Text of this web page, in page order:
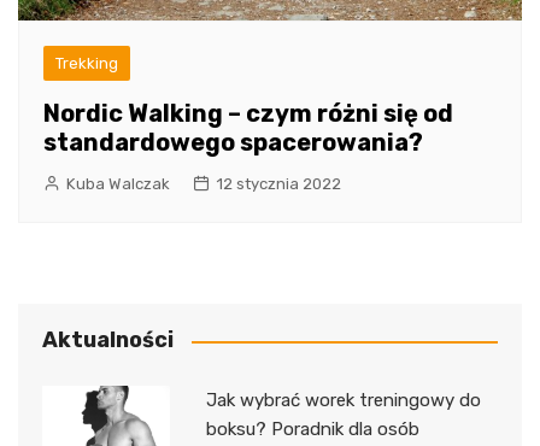
Trekking
Nordic Walking – czym różni się od
standardowego spacerowania?
Kuba Walczak 12 stycznia 2022
Aktualności
Jak wybrać worek treningowy do
boksu? Poradnik dla osób